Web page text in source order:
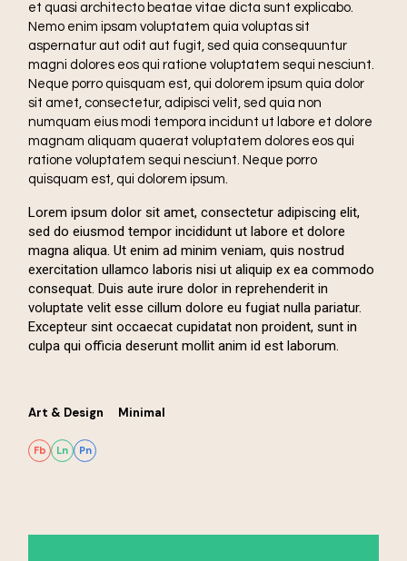
et quasi architecto beatae vitae dicta sunt explicabo.
Nemo enim ipsam voluptatem quia voluptas sit
aspernatur aut odit aut fugit, sed quia consequuntur
magni dolores eos qui ratione voluptatem sequi nesciunt.
Neque porro quisquam est, qui dolorem ipsum quia dolor
sit amet, consectetur, adipisci velit, sed quia non
numquam eius modi tempora incidunt ut labore et dolore
magnam aliquam quaerat voluptatem dolores eos qui
ratione voluptatem sequi nesciunt. Neque porro
quisquam est, qui dolorem ipsum.
Lorem ipsum dolor sit amet, consectetur adipiscing elit,
sed do eiusmod tempor incididunt ut labore et dolore
magna aliqua. Ut enim ad minim veniam, quis nostrud
exercitation ullamco laboris nisi ut aliquip ex ea commodo
consequat. Duis aute irure dolor in reprehenderit in
voluptate velit esse cillum dolore eu fugiat nulla pariatur.
Excepteur sint occaecat cupidatat non proident, sunt in
culpa qui officia deserunt mollit anim id est laborum.
Art & Design Minimal
Fb Ln Pn